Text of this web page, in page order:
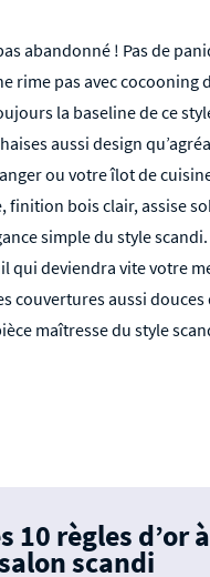
abandonné ! Pas de
rime pas avec cocooning
la baseline de ce
aussi design
ou votre îlot de
,finition bois clair, assise
simple du style
qui deviendra vite votre
couvertures aussi douces
maîtresse du style
10 règles d’or
scandi